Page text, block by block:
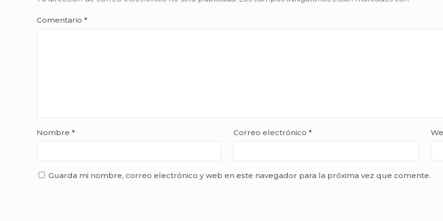
Comentario *
Nombre * Correo electrónico*
Guarda mi nombre, correo electrónico y web en este navegador para la próxima vez que comente.